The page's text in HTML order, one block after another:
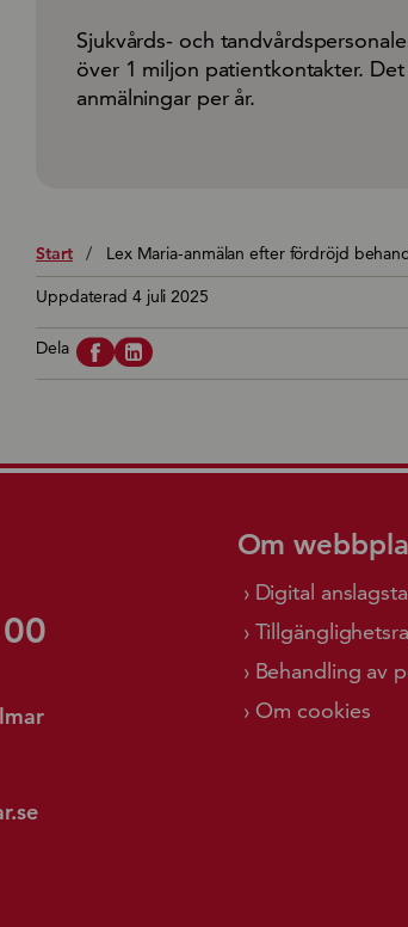
Sjukvårds- och
över 1 miljon patientkontakter.
anmälningar per år.
Start /
Lex Maria-anmälan efter fördröjd
Uppdaterad 4 juli 2025
Dela
Om
Digital
Behandling av
Om cookies